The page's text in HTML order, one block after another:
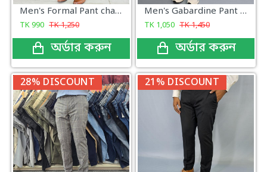
Men's Formal Pant charcoal New Arrival
TK990 TK1,250
অর্ডার করুন
Men's Gabardine Pant Bottle Green
TK 1,050 TK1,450
অর্ডার করুন
28% DISCOUNT 21% DISCOUNT